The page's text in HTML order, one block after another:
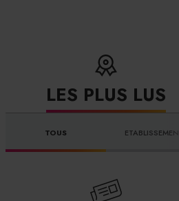
LES PLUS LUS
TOUS